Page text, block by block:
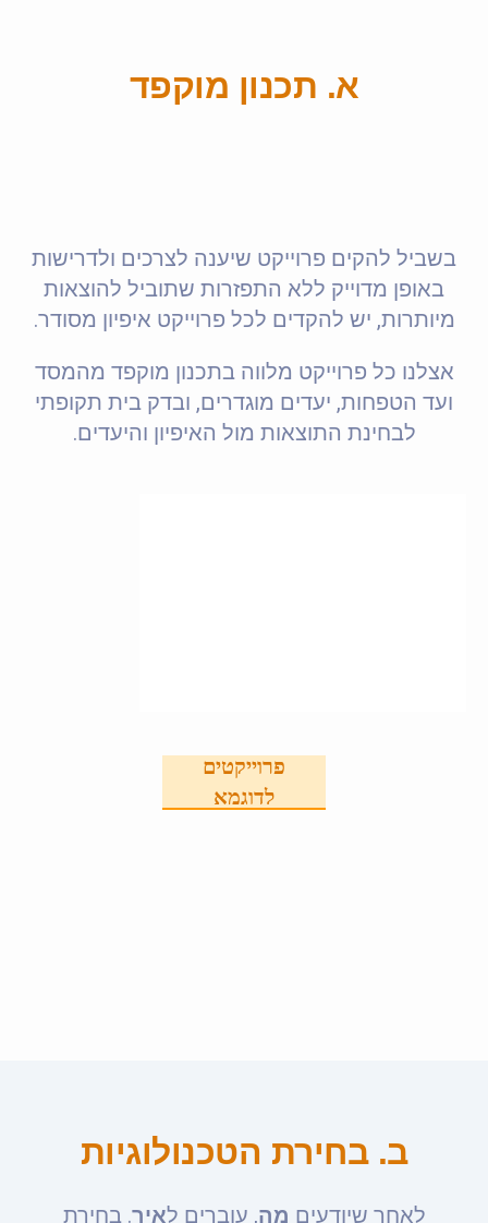
א. תכנון מוקפד
בשביל להקים פרוייקט שיענה לצרכים ולדרישות
באופן מדוייק ללא התפזרות שתוביל להוצאות
מיותרות, יש להקדים לכל פרוייקט איפיון מסודר.
אצלנו כל פרוייקט מלווה בתכנון מוקפד מהמסד
ועד הטפחות, יעדים מוגדרים, ובדק בית תקופתי
לבחינת התוצאות מול האיפיון והיעדים.
פרוייקטים
לדוגמא
ב. בחירת הטכנולוגיות
לאחר שיודעיםמה, עוברים לאיך. בחירת